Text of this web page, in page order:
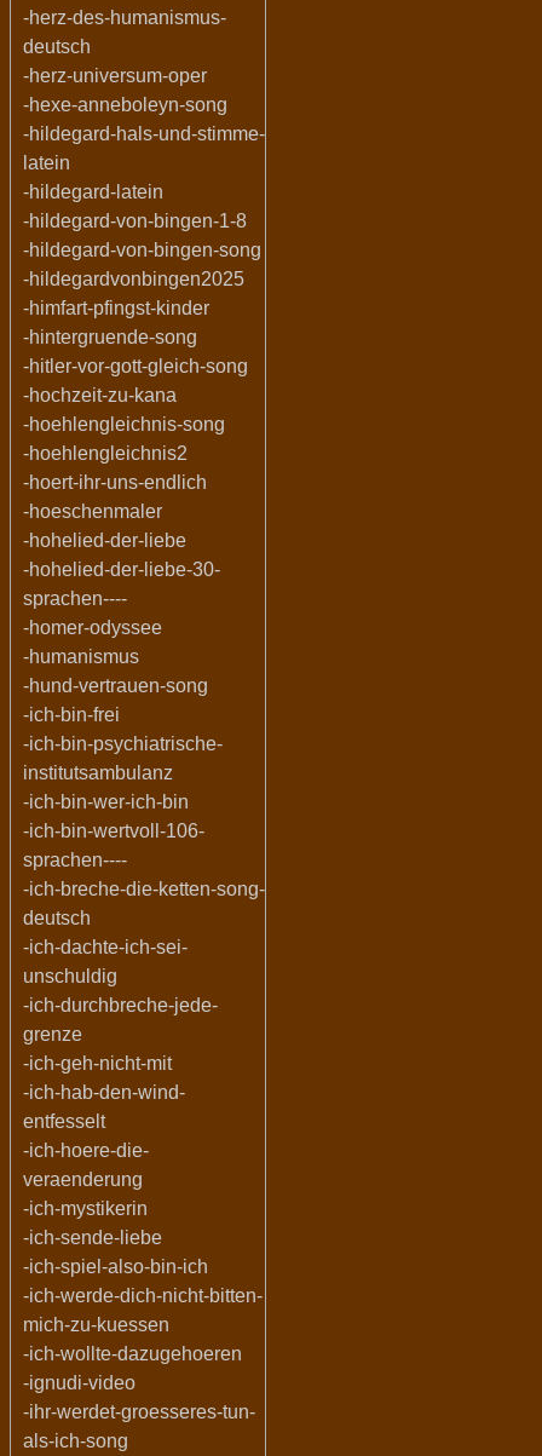
-herz-des-humanismus-
deutsch
-herz-universum-oper
-hexe-anneboleyn-song
-hildegard-hals-und-stimme-
latein
-hildegard-latein
-hildegard-von-bingen-1-8
-hildegard-von-bingen-song
-hildegardvonbingen2025
-himfart-pfingst-kinder
-hintergruende-song
-hitler-vor-gott-gleich-song
-hochzeit-zu-kana
-hoehlengleichnis-song
-hoehlengleichnis2
-hoert-ihr-uns-endlich
-hoeschenmaler
-hohelied-der-liebe
-hohelied-der-liebe-30-
sprachen----
-homer-odyssee
-humanismus
-hund-vertrauen-song
-ich-bin-frei
-ich-bin-psychiatrische-
institutsambulanz
-ich-bin-wer-ich-bin
-ich-bin-wertvoll-106-
sprachen----
-ich-breche-die-ketten-song-
deutsch
-ich-dachte-ich-sei-
unschuldig
-ich-durchbreche-jede-
grenze
-ich-geh-nicht-mit
-ich-hab-den-wind-
entfesselt
-ich-hoere-die-
veraenderung
-ich-mystikerin
-ich-sende-liebe
-ich-spiel-also-bin-ich
-ich-werde-dich-nicht-bitten-
mich-zu-kuessen
-ich-wollte-dazugehoeren
-ignudi-video
-ihr-werdet-groesseres-tun-
als-ich-song